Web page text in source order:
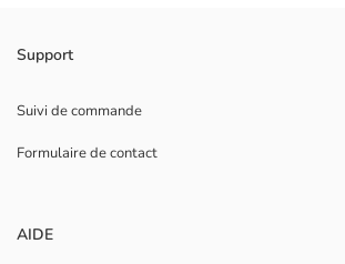
Support
Suivi de commande
Formulaire de contact
AIDE